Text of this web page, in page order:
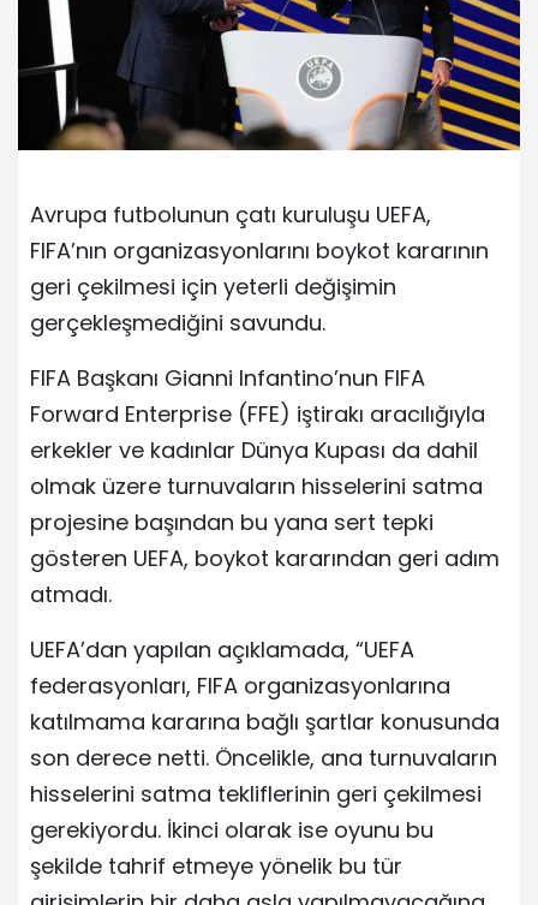
Avrupa futbolunun çatı kuruluşu UEFA,
FIFA’nın organizasyonlarını boykot kararının
geri çekilmesi için yeterli değişimin
gerçekleşmediğini savundu.
FIFA Başkanı Gianni Infantino’nun FIFA
Forward Enterprise (FFE) iştirakı aracılığıyla
erkekler ve kadınlar Dünya Kupası da dahil
olmak üzere turnuvaların hisselerini satma
projesine başından bu yana sert tepki
gösteren UEFA, boykot kararından geri adım
atmadı.
UEFA’dan yapılan açıklamada, “UEFA
federasyonları, FIFA organizasyonlarına
katılmama kararına bağlı şartlar konusunda
son derece netti. Öncelikle, ana turnuvaların
hisselerini satma tekliflerinin geri çekilmesi
gerekiyordu. İkinci olarak ise oyunu bu
şekilde tahrif etmeye yönelik bu tür